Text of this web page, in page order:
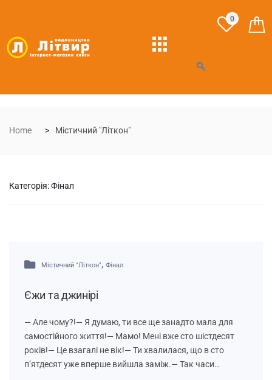
0
Home Містичний "Літкон"
Категорія:Фінал
Містичний "Літкон", Фінал
Єжи та джинірі
— Але чому?!— Я думаю, ти все ще занадто мала для
самостійного життя!— Мамо! Мені вже сто шістдесят
років!— Це взагалі не вік!— Ти хвалилася, що в сто
п’ятдесят уже вперше вийшла заміж.— Так часи…